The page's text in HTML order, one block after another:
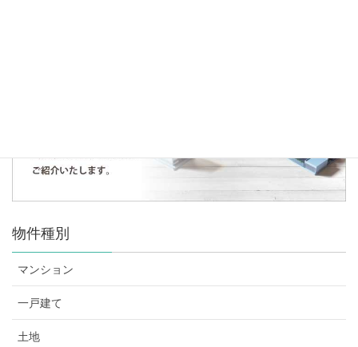
物件種別
マンション
一戸建て
土地